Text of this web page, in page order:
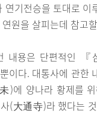
연기전승을 토대로 이
원을 살피는데 참고
내용은 단편적인
이다. 대통사에 관한
)에 양나라 황제를
(大通寺)라 했다는